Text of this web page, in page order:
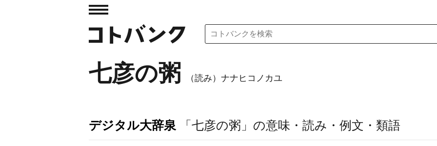
七彦の粥 （読み）ナナヒコノカユ
デジタル大辞泉 「七彦の粥」の意味・読み・例文・類語